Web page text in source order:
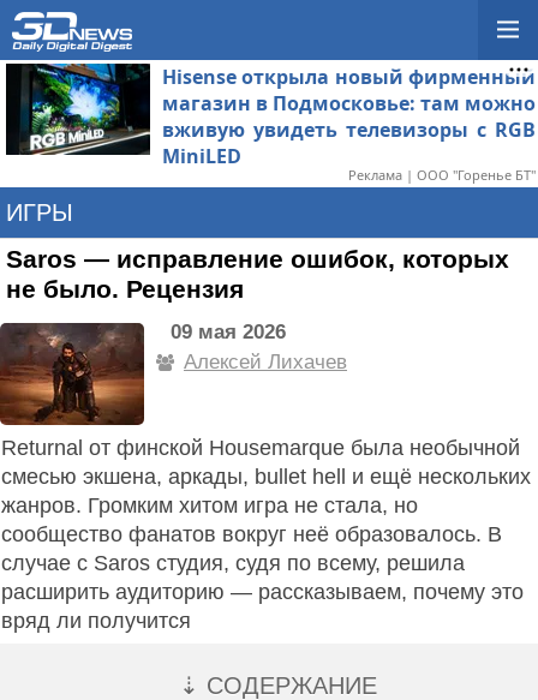
Hisense открыла новый фирменный
магазин в Подмосковье: там можно
вживую увидеть телевизоры с RGB
MiniLED
Реклама | ООО "Горенье БТ"
ИГРЫ
Saros — исправление ошибок, которых
не было. Рецензия
09 мая 2026
Алексей Лихачев
Returnal от финской Housemarque была необычной
смесью экшена, аркады, bullet hell и ещё нескольких
жанров. Громким хитом игра не стала, но
сообщество фанатов вокруг неё образовалось. В
случае с Saros студия, судя по всему, решила
расширить аудиторию — рассказываем, почему это
вряд ли получится
⇣ СОДЕРЖАНИЕ